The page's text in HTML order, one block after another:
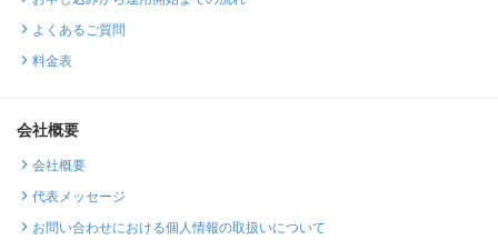
よくあるご質問
料金表
会社概要
会社概要
代表メッセージ
お問い合わせにおける個人情報の取扱いについて